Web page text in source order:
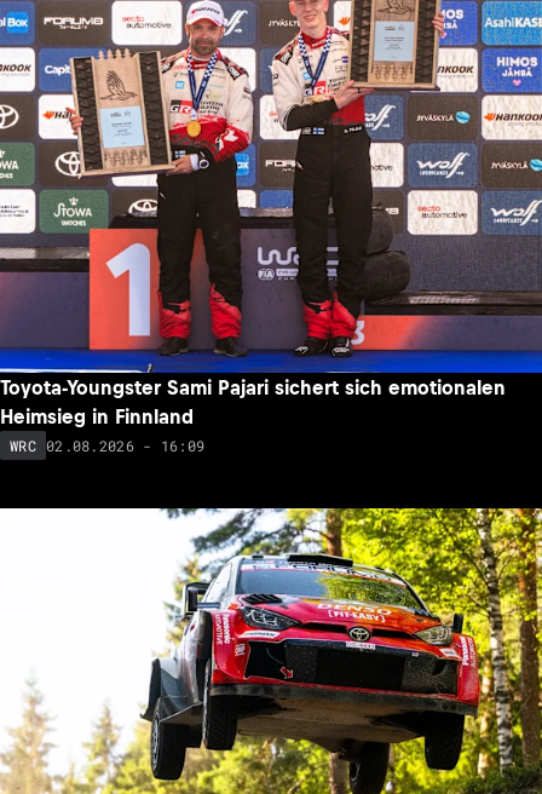
Toyota-Youngster Sami Pajari sichert sich emotionalen
Heimsieg in Finnland
WRC 02.08.2026 - 16:09